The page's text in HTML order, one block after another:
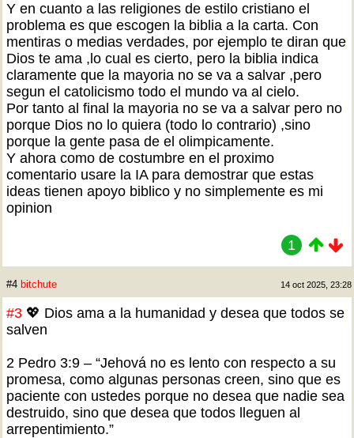
Y en cuanto a las religiones de estilo cristiano el
problema es que escogen la biblia a la carta. Con
mentiras o medias verdades, por ejemplo te diran que
Dios te ama ,lo cual es cierto, pero la biblia indica
claramente que la mayoria no se va a salvar ,pero
segun el catolicismo todo el mundo va al cielo.
Por tanto al final la mayoria no se va a salvar pero no
porque Dios no lo quiera (todo lo contrario) ,sino
porque la gente pasa de el olimpicamente.
Y ahora como de costumbre en el proximo
comentario usare la IA para demostrar que estas
ideas tienen apoyo biblico y no simplemente es mi
opinion
1
#4 bitchute 14 oct 2025, 23:28
#3 💖 Dios ama a la humanidad y desea que todos se
salven
2 Pedro 3:9 – “Jehová no es lento con respecto a su
promesa, como algunas personas creen, sino que es
paciente con ustedes porque no desea que nadie sea
destruido, sino que desea que todos lleguen al
arrepentimiento.”